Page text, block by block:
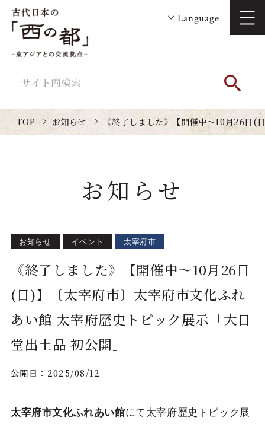
Language
TOP お知らせ 《終了しました》【開催中～10月26日(
お知らせ
お知らせ イベント 太宰府市
《終了しました》【開催中～10月26日
(日)】〔太宰府市〕太宰府市文化ふれ
あい館 太宰府歴史トピック展示「大日
堂出土品 初公開」
公開日： 2025/08/12
太宰府市文化ふれあい館にて太宰府歴史トピック展